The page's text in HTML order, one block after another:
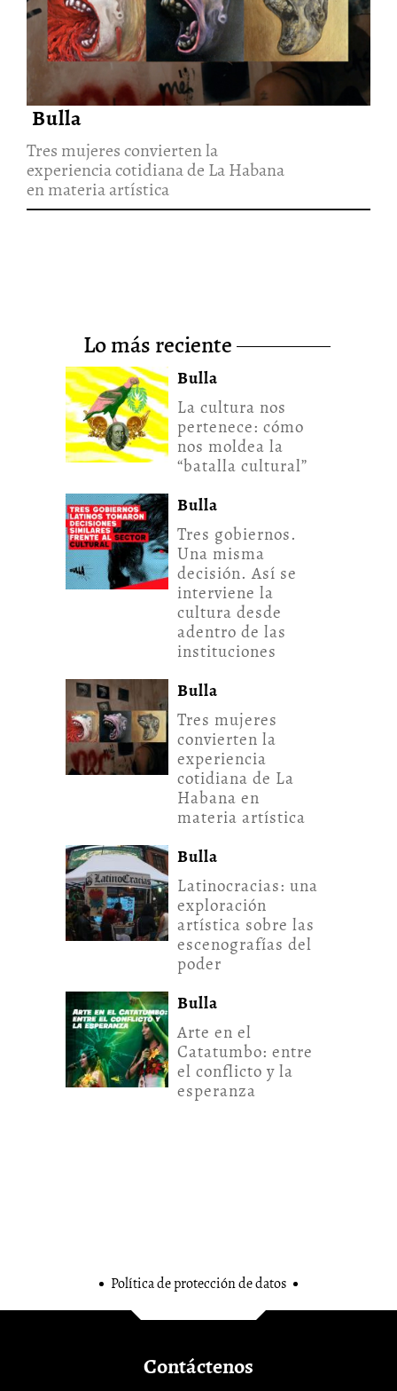
Tres mujeres convierten la
experiencia cotidiana de La
Habana en materia artística
30/Jul/2026
Bulla
Tres mujeres convierten la
experiencia cotidiana de La Habana
en materia artística
lo más reciente
Bulla
La cultura nos
pertenece: cómo
nos moldea la
“batalla cultural”
Bulla
Tres gobiernos.
Una misma
decisión. Así se
interviene la
cultura desde
adentro de las
instituciones
Bulla
Tres mujeres
convierten la
experiencia
cotidiana de La
Habana en
materia artística
Bulla
Latinocracias: una
exploración
artística sobre las
escenografías del
poder
Bulla
Arte en el
Catatumbo: entre
el conflicto y la
esperanza
Política de protección de datos
Contáctenos